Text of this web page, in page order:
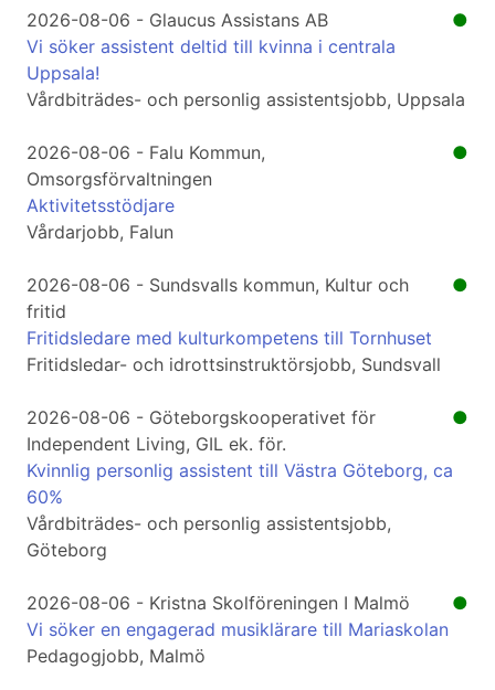
●
2026-08-06 - Glaucus Assistans AB
Vi söker assistent deltid till kvinna i centrala
Uppsala!
Vårdbiträdes- och personlig assistentsjobb, Uppsala
●
2026-08-06 - Falu Kommun,
Omsorgsförvaltningen
Aktivitetsstödjare
Vårdarjobb, Falun
●
2026-08-06 - Sundsvalls kommun, Kultur och
fritid
Fritidsledare med kulturkompetens till Tornhuset
Fritidsledar- och idrottsinstruktörsjobb, Sundsvall
●
2026-08-06 - Göteborgskooperativet för
Independent Living, GIL ek. för.
Kvinnlig personlig assistent till Västra Göteborg, ca
60%
Vårdbiträdes- och personlig assistentsjobb,
Göteborg
●
2026-08-06 - Kristna Skolföreningen I Malmö
Vi söker en engagerad musiklärare till Mariaskolan
Pedagogjobb, Malmö